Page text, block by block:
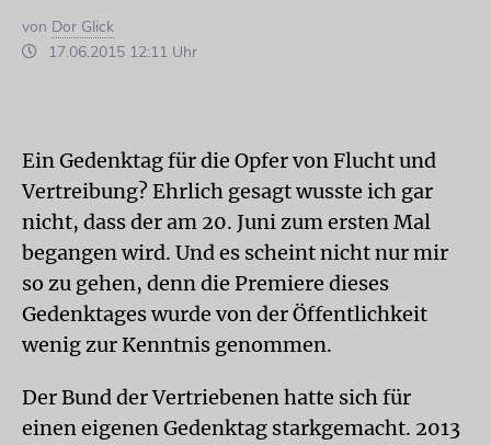
von Dor Glick
17.06.2015 12:11 Uhr
Ein Gedenktag für die Opfer von Flucht und
Vertreibung? Ehrlich gesagt wusste ich gar
nicht, dass der am 20. Juni zum ersten Mal
begangen wird. Und es scheint nicht nur mir
so zu gehen, denn die Premiere dieses
Gedenktages wurde von der Öffentlichkeit
wenig zur Kenntnis genommen.
Der Bund der Vertriebenen hatte sich für
einen eigenen Gedenktag starkgemacht. 2013